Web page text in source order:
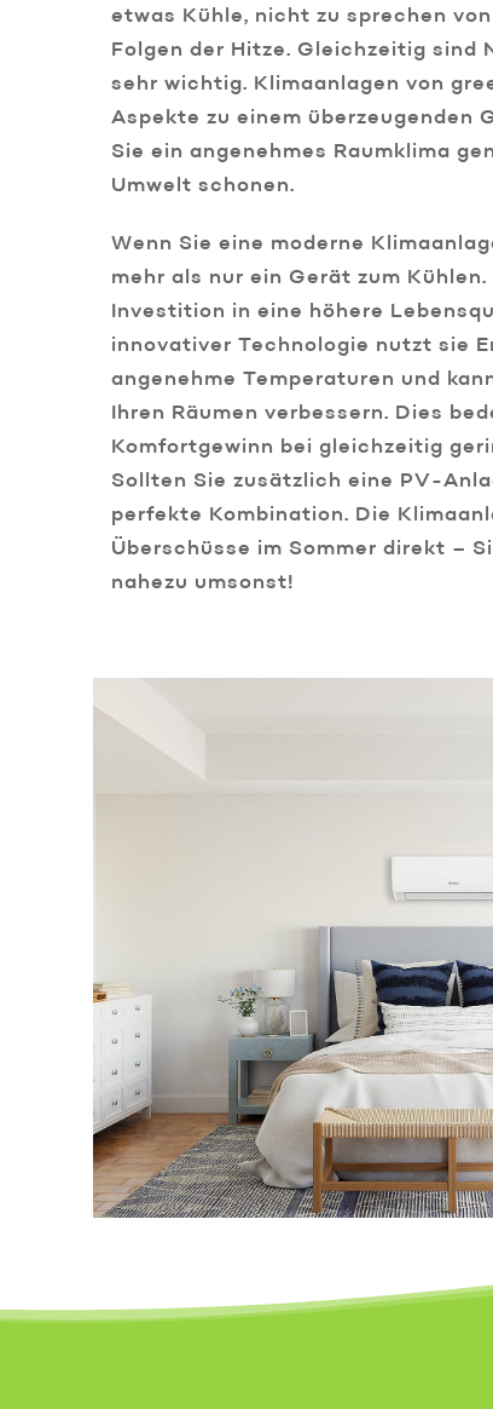
etwas Kühle, nicht zu sprechen
Folgen der Hitze. Gleichzeitig sind
sehr wichtig. Klimaanlagen von
Aspekte zu einem überzeugenden
Sie ein angenehmes Raumklima
Umwelt schonen.
Wenn Sie eine moderne
mehr als nur ein Gerät zum
Investition in eine höhere
innovativer Technologie nutzt sie
angenehme Temperaturen und
Ihren Räumen verbessern. Dies
Komfortgewinn bei gleichzeitig
Sollten Sie zusätzlich eine PV-
perfekte Kombination. Die
Überschüsse im Sommer direkt –
nahezu umsonst!